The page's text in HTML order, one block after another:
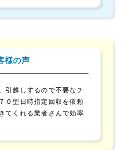
様の声
引越しするので不要なチ
０型日時指定回収を依頼
てくれる業者さんで効率